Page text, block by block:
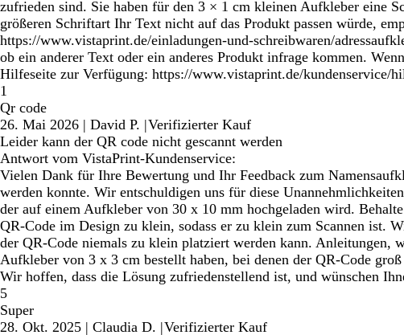
zufrieden sind. Sie haben für den 3 × 1 cm kleinen Aufkleber eine
größeren Schriftart Ihr Text nicht auf das Produkt passen würde,
https://www.vistaprint.de/einladungen-und-schreibwaren/
ob ein anderer Text oder ein anderes Produkt infrage kommen.
Hilfeseite zur Verfügung: https://www.vistaprint.de/kundenservice/
1
Qr code
26. Mai 2026 | David P. |Verifizierter Kauf
Leider kann der QR code nicht gescannt werden
Antwort vom VistaPrint-Kundenservice:
Vielen Dank für Ihre Bewertung und Ihr Feedback zum
werden konnte. Wir entschuldigen uns für diese
der auf einem Aufkleber von 30 x 10 mm hochgeladen wird.
QR-Code im Design zu klein, sodass er zu klein zum Scannen ist.
der QR-Code niemals zu klein platziert werden kann. Anleitungen,
Aufkleber von 3 x 3 cm bestellt haben, bei denen der QR-Code
Wir hoffen, dass die Lösung zufriedenstellend ist, und wünschen
5
Super
28. Okt. 2025 | Claudia D. |Verifizierter Kauf